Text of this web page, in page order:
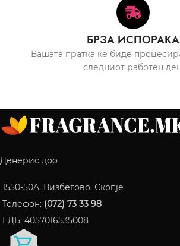
БРЗА ИСПОРАКА
Вашата пратка ќе биде
следниот работен
Денерис доо
1550-50A, Визбегово, Скопје
Телефон: (072) 73 33 98
ЕДБ: 4057016535008